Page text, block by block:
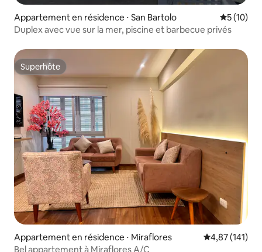
Appartement en résidence ⋅ San Bartolo
5 (10)
Duplex avec vue sur la mer, piscine et barbecue privés
Superhôte
Superhôte
Appartement en résidence ⋅ Miraflores Évaluation
4,87 (141)
Bel appartement à Miraflores A/C